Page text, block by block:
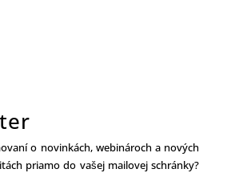
o novinkách, webinároch a nových
priamo do vašej mailovej schránky?